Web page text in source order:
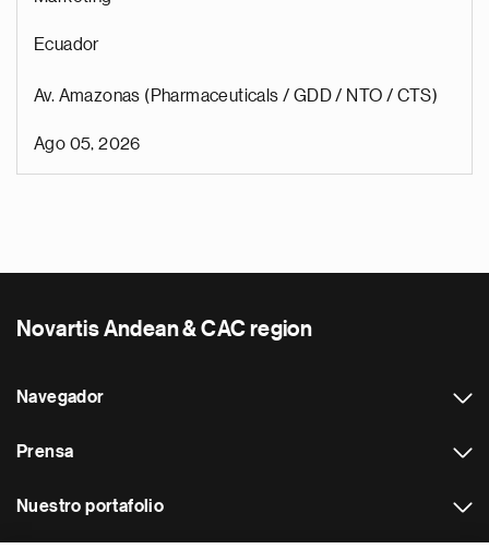
Ecuador
Av. Amazonas (Pharmaceuticals / GDD / NTO / CTS)
Ago 05, 2026
Novartis Andean & CAC region
Navegador
Prensa
Nuestro portafolio